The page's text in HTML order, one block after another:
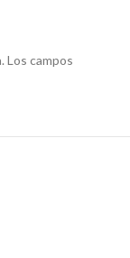
Los campos